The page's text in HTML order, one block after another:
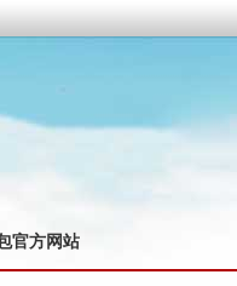
官方网站